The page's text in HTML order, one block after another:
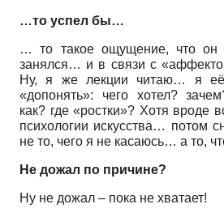
…то успел бы…
… то такое ощущение, что он
занялся… и в связи с
Ну, я же лекции читаю… я
«допонять»: чего хотел?
как? где «ростки»? Хотя вроде
психологии искусства… потом
не то, чего я не касаюсь… а то,
Не дожал по причине?
Ну не дожал – пока не хватает!